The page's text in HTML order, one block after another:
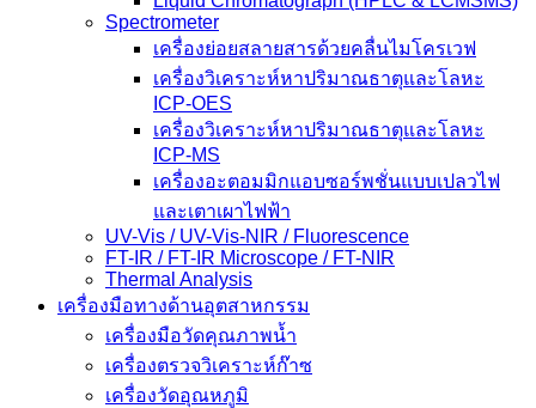
Spectrometer
เครื่องย่อยสลายสารด้วยคลื่นไมโครเวฟ
เครื่องวิเคราะห์หาปริมาณธาตุและโลหะ
ICP-OES
เครื่องวิเคราะห์หาปริมาณธาตุและโลหะ
ICP-MS
เครื่องอะตอมมิกแอบซอร์พชั่นแบบเปลวไฟ
และเตาเผาไฟฟ้า
UV-Vis / UV-Vis-NIR / Fluorescence
FT-IR / FT-IR Microscope / FT-NIR
Thermal Analysis
เครื่องมือทางด้านอุตสาหกรรม
เครื่องมือวัดคุณภาพน้ำ
เครื่องตรวจวิเคราะห์ก๊าซ
เครื่องวัดอุณหภูมิ